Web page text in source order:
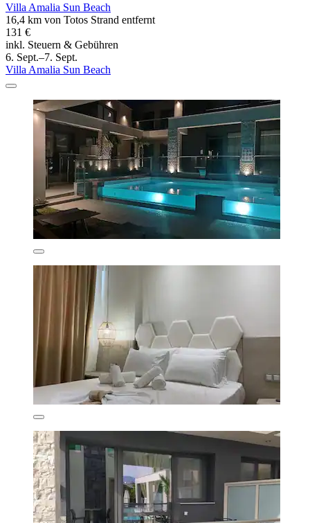
Villa Amalia Sun Beach
16,4 km von Totos Strand entfernt
131 €
inkl. Steuern & Gebühren
6. Sept.–7. Sept.
Villa Amalia Sun Beach